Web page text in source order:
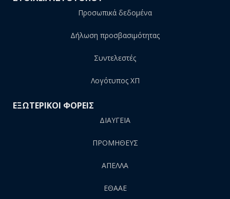
Προσωπικά δεδομένα
Δήλωση προσβασιμότητας
Συντελεστές
Λογότυπος ΧΠ
ΕΞΩΤΕΡΙΚΟΙ ΦΟΡΕΙΣ
ΔΙΑΥΓΕΙΑ
ΠΡΟΜΗΘΕΥΣ
AΠΕΛΛΑ
ΕΘΑΑΕ